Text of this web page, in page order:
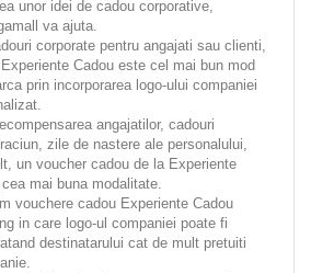
unor idei de cadou corporative,
va ajuta.
corporate pentru angajati sau clienti,
Cadou este cel mai bun mod
prin incorporarea logo-ului companiei
angajatilor, cadouri
zile de nastere ale personalului,
un voucher cadou de la Experiente
mai buna modalitate.
vouchere cadou Experiente Cadou
in care logo-ul companiei poate fi
destinatarului cat de mult pretuiti